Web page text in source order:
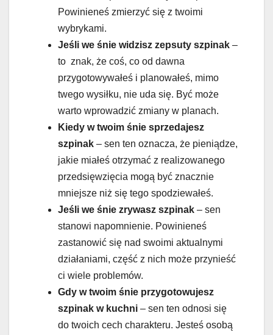
Powinieneś zmierzyć się z twoimi
wybrykami.
Jeśli we śnie widzisz zepsuty szpinak –
to znak, że coś, co od dawna
przygotowywałeś i planowałeś, mimo
twego wysiłku, nie uda się. Być może
warto wprowadzić zmiany w planach.
Kiedy w twoim śnie sprzedajesz
szpinak – sen ten oznacza, że pieniądze,
jakie miałeś otrzymać z realizowanego
przedsięwzięcia mogą być znacznie
mniejsze niż się tego spodziewałeś.
Jeśli we śnie zrywasz szpinak – sen
stanowi napomnienie. Powinieneś
zastanowić się nad swoimi aktualnymi
działaniami, część z nich może przynieść
ci wiele problemów.
Gdy w twoim śnie przygotowujesz
szpinak w kuchni – sen ten odnosi się
do twoich cech charakteru. Jesteś osobą